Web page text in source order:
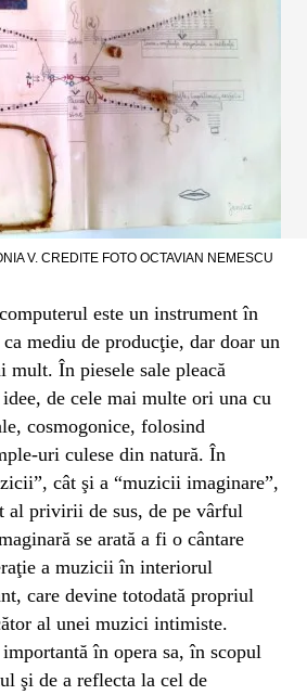
V. CREDITE FOTO OCTAVIAN NEMESCU
este un instrument în
mediu de producţie, dar doar un
În piesele sale pleacă
de cele mai multe ori una cu
cosmogonice, folosind
uri culese din natură. În
cât şi a “muzicii imaginare”,
al privirii de sus, de pe vârful
se arată a fi o cântare
a muzicii în interiorul
care devine totodată propriul
al unei muzici intimiste.
în opera sa, în scopul
şi de a reflecta la cel de